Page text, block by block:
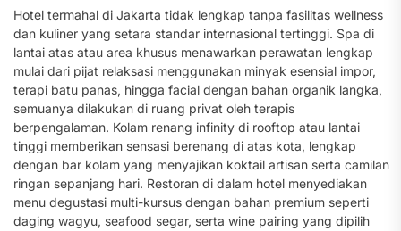
Hotel termahal di Jakarta tidak lengkap tanpa fasilitas wellness
dan kuliner yang setara standar internasional tertinggi. Spa di
lantai atas atau area khusus menawarkan perawatan lengkap
mulai dari pijat relaksasi menggunakan minyak esensial impor,
terapi batu panas, hingga facial dengan bahan organik langka,
semuanya dilakukan di ruang privat oleh terapis
berpengalaman. Kolam renang infinity di rooftop atau lantai
tinggi memberikan sensasi berenang di atas kota, lengkap
dengan bar kolam yang menyajikan koktail artisan serta camilan
ringan sepanjang hari. Restoran di dalam hotel menyediakan
menu degustasi multi-kursus dengan bahan premium seperti
daging wagyu, seafood segar, serta wine pairing yang dipilih